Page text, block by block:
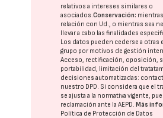
relativos a intereses similares o
asociados.Conservación:
relación con Ud., o mientras sea
llevar a cabo las finalidades
Los datos pueden cederse a otras
grupo por motivos de gestión
Acceso, rectificación, oposición,
portabilidad, limitación del
decisiones automatizadas:
nuestro DPD. Si considera que el
se ajusta a la normativa vigente,
reclamación ante laAEPD.Más
Política de Protección de Datos